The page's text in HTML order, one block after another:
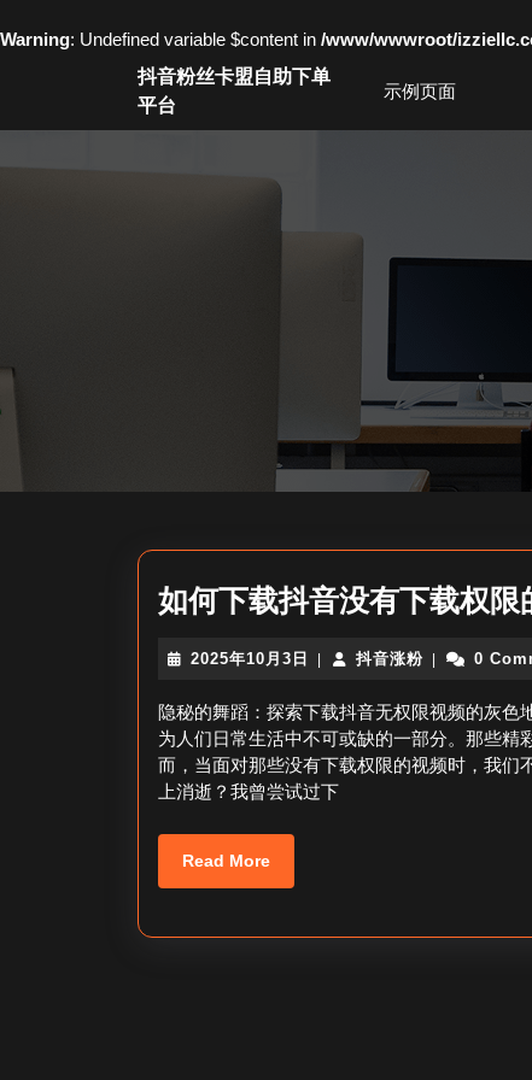
Warning: Undefined variable $content in /www/wwwroot/
抖音粉丝卡盟自助下单
平台
示例页面
如何下载抖音没有下载权
2025年10月3日
2025
10
月
3
日
抖音涨粉抖
涨
粉
0
隐秘的舞蹈：探索下载抖音无权限视频的灰
为人们日常生活中不可或缺的一部分。那些精
而，当面对那些没有下载权限的视频时，我们
上消逝？我曾尝试过下
Read MoreRead
More